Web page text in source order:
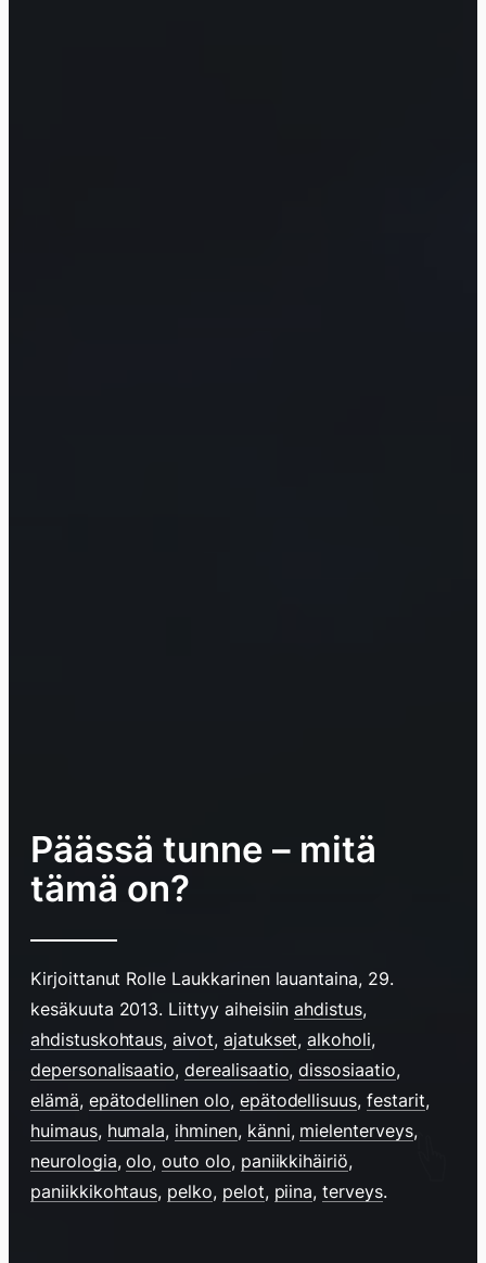
Päässä tunne – mitä
tämä on?
Kirjoittanut Rolle Laukkarinen lauantaina, 29.
kesäkuuta 2013. Liittyy aiheisiinahdistus,
ahdistuskohtaus,aivot, ajatukset,alkoholi,
depersonalisaatio,derealisaatio,dissosiaatio,
elämä, epätodellinen olo, epätodellisuus, festarit,
huimaus, humala, ihminen, känni, mielenterveys,
neurologia,olo,outo olo, paniikkihäiriö,
paniikkikohtaus, pelko, pelot, piina,terveys.